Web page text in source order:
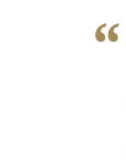
“